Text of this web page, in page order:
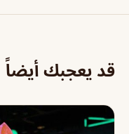
قد يعجبك أيضاً